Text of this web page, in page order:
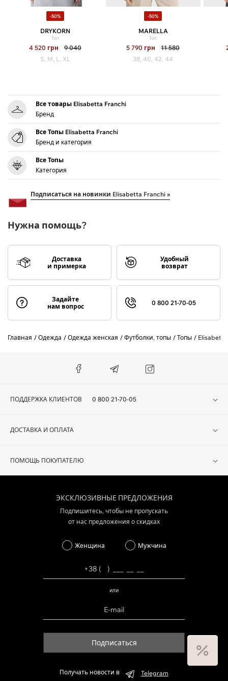
-50%
DRYKORN
Топ
4 520 грн
9 040
S, M, L, XL
-50%
MARELLA
Топ
5 790 грн
11 580
38, 40, 42, 44
Все товары Elisabetta Franchi
Бренд
Все Топы Elisabetta Franchi
Бренд и категория
Все Топы
Категория
Подписаться на новинки Elisabetta Franchi »
Нужна помощь?
Доставка
и примерка
Удобный
возврат
Задайте
нам вопрос
0 800 21-70-05
Главная Одежда Одежда женская Футболки, топы Топы
ПОДДЕРЖКА КЛИЕНТОВ 0 800 21-70-05
ДОСТАВКА И ОПЛАТА
ПОМОЩЬ ПОКУПАТЕЛЮ
ЭКСКЛЮЗИВНЫЕ ПРЕДЛОЖЕНИЯ
Подпишитесь, чтобы не пропускать
от нас предложения о скидках
Женщина Мужчина
или
Подписаться
Получать новости в Telegram